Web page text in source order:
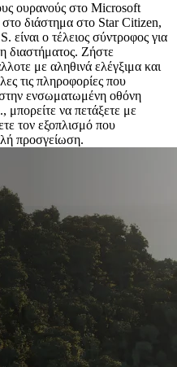
ουρανούς στο Microsoft
στο διάστημα στο Star Citizen,
ο τέλειος σύντροφος για
διαστήματος. Ζήστε
με αληθινά ελέγξιμα και
τις πληροφορίες που
ενσωματωμένη οθόνη
να πετάξετε με
τον εξοπλισμό που
προσγείωση.